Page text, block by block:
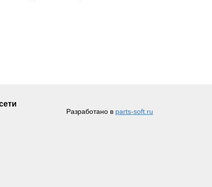
Разработано в parts-soft.ru